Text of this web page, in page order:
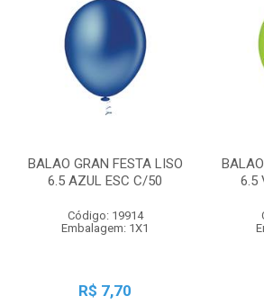
BALAO GRAN FESTA LISO
6.5 AZUL ESC C/50
Código: 19914
Embalagem: 1X1
R$ 7,70
6.5